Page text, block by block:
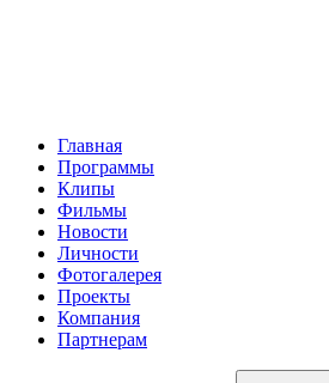
Главная
Программы
Клипы
Фильмы
Новости
Личности
Фотогалерея
Проекты
Компания
Партнерам